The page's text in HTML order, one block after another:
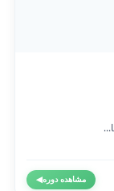
مشاهده دوره◀